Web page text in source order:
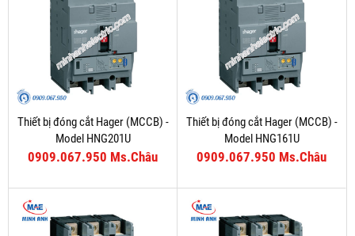
Thiết bị đóng cắt Hager (MCCB) -
Model HNG201U
0909.067.950 Ms.Châu
Thiết bị đóng cắt Hager (MCCB) -
Model HNG161U
0909.067.950 Ms.Châu